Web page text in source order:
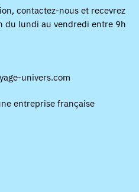
contactez-nous et recevrez
du lundi au vendredi entre 9h
univers.com
entreprise française